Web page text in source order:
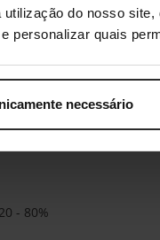
utilização do nosso
personalizar quais
necessário
Profissional, Enterprise
20 - 80%